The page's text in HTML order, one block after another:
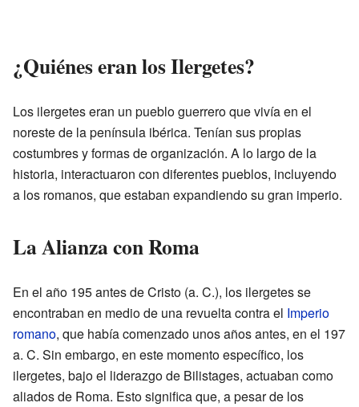
¿Quiénes eran los Ilergetes?
Los ilergetes eran un pueblo guerrero que vivía en el
noreste de la península ibérica. Tenían sus propias
costumbres y formas de organización. A lo largo de la
historia, interactuaron con diferentes pueblos, incluyendo
a los romanos, que estaban expandiendo su gran imperio.
La Alianza con Roma
En el año 195 antes de Cristo (a. C.), los ilergetes se
encontraban en medio de una revuelta contra el Imperio
romano, que había comenzado unos años antes, en el 197
a. C. Sin embargo, en este momento específico, los
ilergetes, bajo el liderazgo de Bilistages, actuaban como
aliados de Roma. Esto significa que, a pesar de los